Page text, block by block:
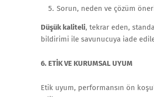
Sorun, neden ve çözüm
Düşük kaliteli, tekrar eden,
bildirimi ile savunucuya iade
6. ETİK VE KURUMSAL UYUM
Etik uyum, performansın ön